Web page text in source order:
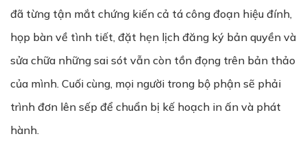
đã từng tận mắt chứng kiến cả tá công đoạn hiệu đính,
họp bàn về tình tiết, đặt hẹn lịch đăng ký bản quyền và
sửa chữa những sai sót vẫn còn tồn đọng trên bản thảo
của mình. Cuối cùng, mọi người trong bộ phận sẽ phải
trình đơn lên sếp để chuẩn bị kế hoạch in ấn và phát
hành.